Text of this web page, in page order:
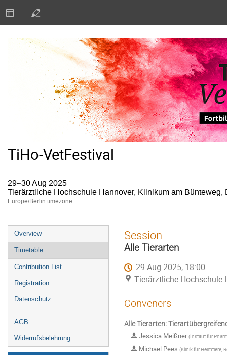
TiHo-VetFestival
29–30 Aug 2025
Tierärztliche Hochschule Hannover, Klinikum am
Europe/Berlin timezone
Event
menu
Overview
Timetable
Contribution List
Registration
Datenschutz
AGB
Widerrufsbelehrung
Session
Alle Tierarten
29 Aug 2025, 18:00
Tierärztliche Hochschule
Conveners
Alle Tierarten:
Jessica Meißner(Institut für
Michael Pees (Klinik für Heimtiere,